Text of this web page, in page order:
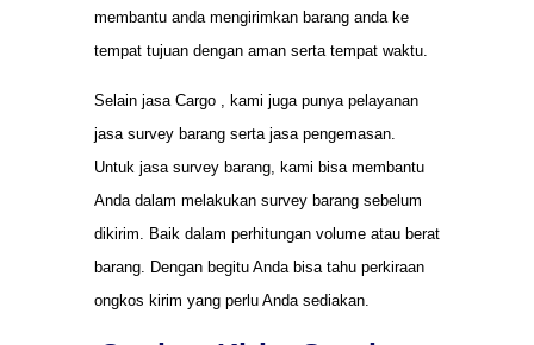
membantu anda mengirimkan barang anda ke
tempat tujuan dengan aman serta tempat waktu.
Selain jasa Cargo , kami juga punya pelayanan
jasa survey barang serta jasa pengemasan.
Untuk jasa survey barang, kami bisa membantu
Anda dalam melakukan survey barang sebelum
dikirim. Baik dalam perhitungan volume atau berat
barang. Dengan begitu Anda bisa tahu perkiraan
ongkos kirim yang perlu Anda sediakan.